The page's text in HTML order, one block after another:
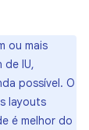
ou mais
de IU,
possível. O
layouts
é melhor do